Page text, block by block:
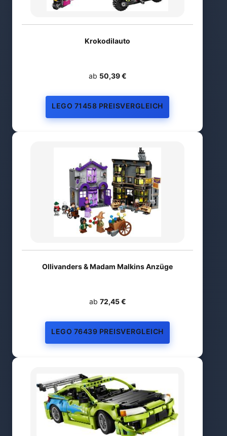
Krokodilauto
ab 50,39 €
LEGO 71458 PREISVERGLEICH
Ollivanders & Madam Malkins Anzüge
ab 72,45 €
LEGO 76439 PREISVERGLEICH